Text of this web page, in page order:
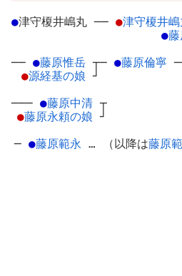
●津守榎井嶋丸 ── ●津守榎井
●藤
── ●藤原惟岳 ┬
●源経基の娘 ┘
─ ●藤原倫寧 ─
─── ●藤原中清 ┬
●藤原永頼の娘 ┘
─ ●藤原範永 … （以降は藤原